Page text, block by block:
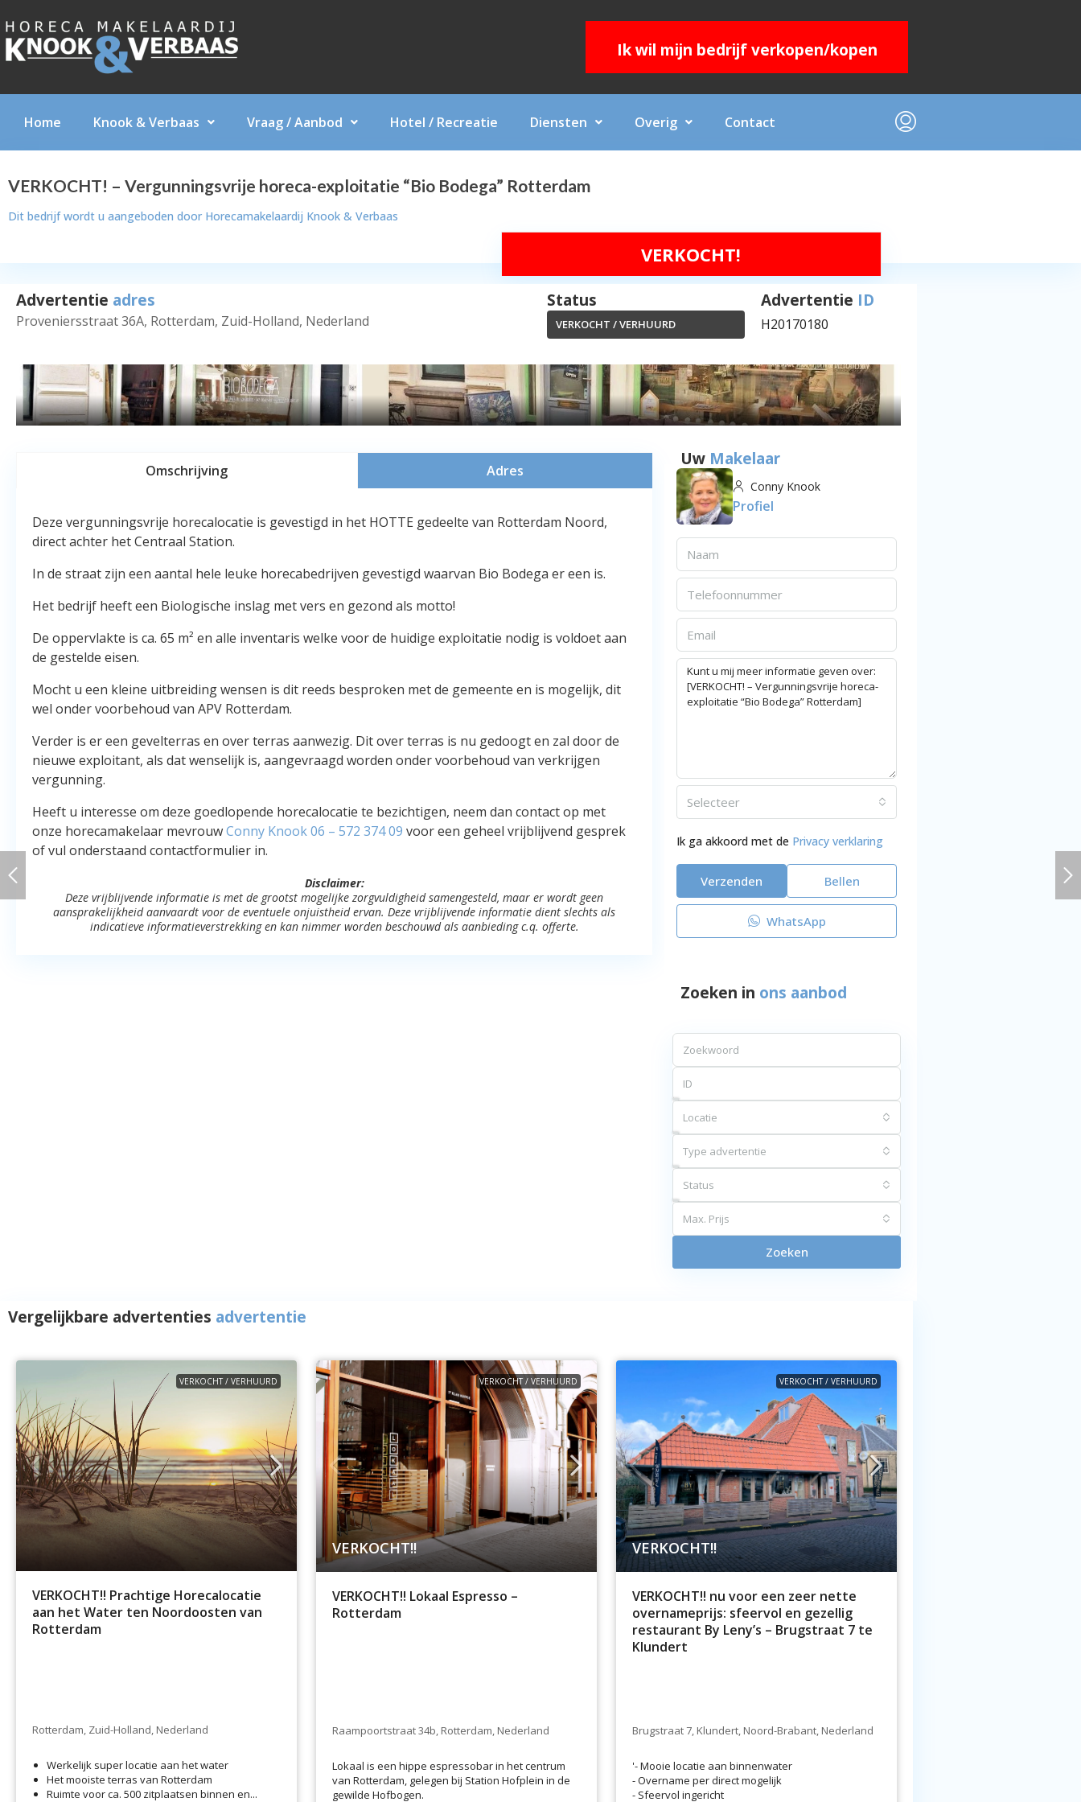
Ik wil mijn bedrijf verkopen/kopen
Home Knook & Verbaas Vraag / Aanbod Hotel / Recreatie Diensten Overig Contact
VERKOCHT! – Vergunningsvrije horeca-exploitatie “Bio Bodega” Rotterdam
Dit bedrijf wordt u aangeboden door Horecamakelaardij Knook & Verbaas
VERKOCHT!
Advertentie adres
Proveniersstraat 36A, Rotterdam, Zuid-Holland, Nederland
Status
VERKOCHT / VERHUURD
Advertentie ID
H20170180
Omschrijving Adres
Deze vergunningsvrije horecalocatie is gevestigd in het HOTTE gedeelte van Rotterdam Noord,
direct achter het Centraal Station.
In de straat zijn een aantal hele leuke horecabedrijven gevestigd waarvan Bio Bodega er een is.
Het bedrijf heeft een Biologische inslag met vers en gezond als motto!
De oppervlakte is ca. 65 m² en alle inventaris welke voor de huidige exploitatie nodig is voldoet aan
de gestelde eisen.
Mocht u een kleine uitbreiding wensen is dit reeds besproken met de gemeente en is mogelijk, dit
wel onder voorbehoud van APV Rotterdam.
Verder is er een gevelterras en over terras aanwezig. Dit over terras is nu gedoogt en zal door de
nieuwe exploitant, als dat wenselijk is, aangevraagd worden onder voorbehoud van verkrijgen
vergunning.
Heeft u interesse om deze goedlopende horecalocatie te bezichtigen, neem dan contact op met
onze horecamakelaar mevrouwConny Knook06 – 572 374 09 voor een geheel vrijblijvend gesprek
of vul onderstaand contactformulier in.
Disclaimer:
Deze vrijblijvende informatie is met de grootst mogelijke zorgvuldigheid samengesteld, maar er wordt geen
aansprakelijkheid aanvaardt voor de eventuele onjuistheid ervan. Deze vrijblijvende informatie dient slechts als
indicatieve informatieverstrekking en kan nimmer worden beschouwd als aanbieding c.q. offerte.
Uw Makelaar
Conny Knook
Profiel
Selecteer
Ik ga akkoord met de Privacy verklaring
Verzenden Bellen
WhatsApp
Zoeken in ons aanbod
Locatie
Type advertentie
Status
Max. Prijs
Zoeken
Vergelijkbare advertenties advertentie
VERKOCHT / VERHUURD
VERKOCHT!! Prachtige Horecalocatie
aan het Water ten Noordoosten van
Rotterdam
Rotterdam, Zuid-Holland, Nederland
Werkelijk super locatie aan het water
Het mooiste terras van Rotterdam
Ruimte voor ca. 500 zitplaatsen binnen en...
VERKOCHT / VERHUURD
VERKOCHT!!
VERKOCHT!! Lokaal Espresso –
Rotterdam
Raampoortstraat 34b, Rotterdam, Nederland
Lokaal is een hippe espressobar in het centrum
van Rotterdam, gelegen bij Station Hofplein in de
gewilde Hofbogen.
VERKOCHT / VERHUURD
VERKOCHT!!
VERKOCHT!! nu voor een zeer nette
overnameprijs: sfeervol en gezellig
restaurant By Leny’s – Brugstraat 7 te
Klundert
Brugstraat 7, Klundert, Noord-Brabant, Nederland
'- Mooie locatie aan binnenwater
- Overname per direct mogelijk
- Sfeervol ingericht